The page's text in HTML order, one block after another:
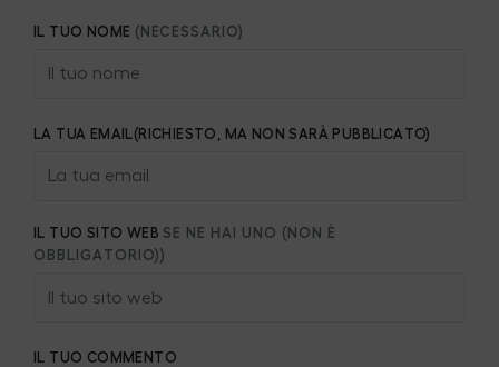
IL TUO NOME (NECESSARIO)
LA TUA EMAIL(RICHIESTO, MA NON SARÀ PUBBLICATO)
IL TUO SITO WEB SE NE HAI UNO (NON È
OBBLIGATORIO))
IL TUO COMMENTO